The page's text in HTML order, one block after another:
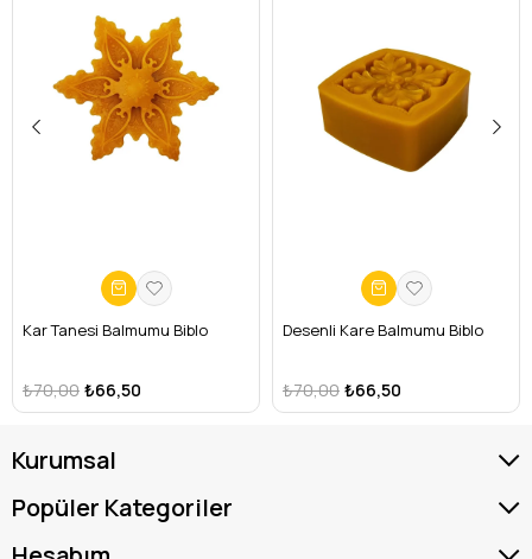
sağlar.
Ölçüler:5 cm en, 7 cm boy ve 2.5 cm
derinliğe sahiptir.
Kütle:46 gram ağırlığındadır.
Eşsiz gül deseniyle Harsena'nın sanatsal
dokunuşunu yansıtan bu biblo, evinizin her
Kar Tanesi Balmumu Biblo
₺66,50
₺70,00
Desenli Kare Balmumu Biblo
₺66,50
₺70,00
Kurumsal
Popüler Kategoriler